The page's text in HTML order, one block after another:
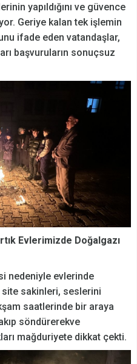
yapıldığını ve güvence
Geriye kalan tek işlemin
ifade eden vatandaşlar,
başvuruların sonuçsuz
Evlerimizde Doğalgazı
nedeniyle evlerinde
site sakinleri, seslerini
saatlerinde bir araya
söndürerekve
mağduriyete dikkat çekti.